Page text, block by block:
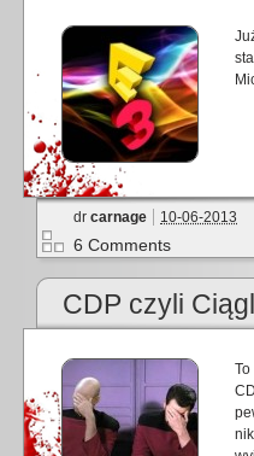
dr carnage 10-06-2013
6 Comments
CDP czyli